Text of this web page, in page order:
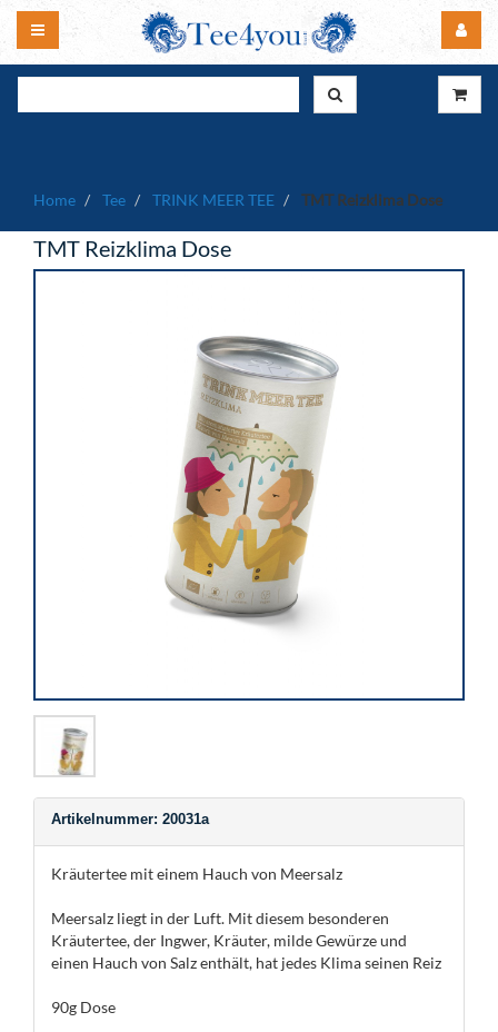
Home Tee TRINK MEER TEE TMT Reizklima Dose
TMT Reizklima Dose
Artikelnummer: 20031a
Kräutertee mit einem Hauch von Meersalz
Meersalz liegt in der Luft. Mit diesem besonderen
Kräutertee, der Ingwer, Kräuter, milde Gewürze und
einen Hauch von Salz enthält, hat jedes Klima seinen Reiz
90g Dose